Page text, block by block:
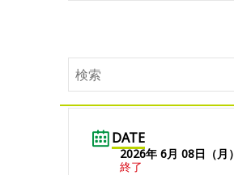
DATE
2026年 6月 08日（月）
終了